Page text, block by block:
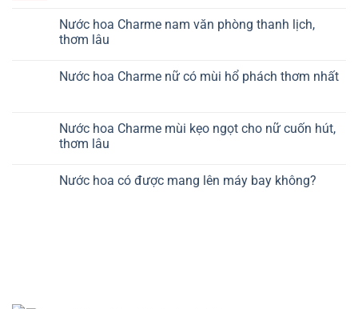
Nước hoa Charme nam văn phòng thanh lịch,
thơm lâu
Nước hoa Charme nữ có mùi hổ phách thơm nhất
Nước hoa Charme mùi kẹo ngọt cho nữ cuốn hút,
thơm lâu
Nước hoa có được mang lên máy bay không?